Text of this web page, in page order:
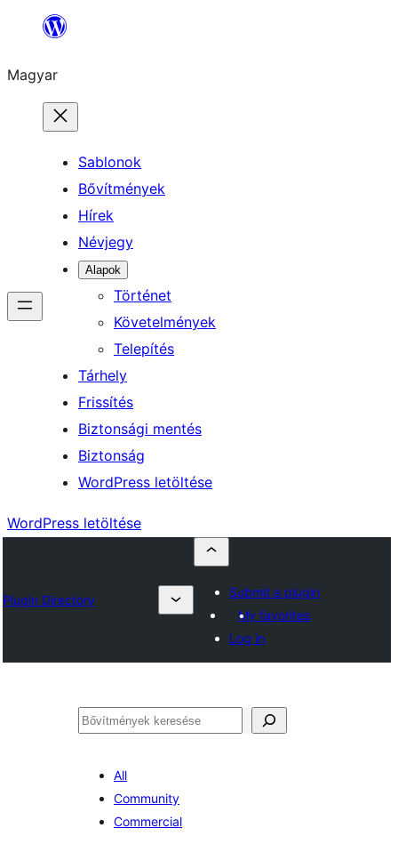
Ugrás
tartalomhoz
Magyar
Sablonok
Bővítmények
Hírek
Névjegy
Alapok
Történet
Követelmények
Telepítés
Tárhely
Frissítés
Biztonsági mentés
Biztonság
WordPress letöltése
WordPress letöltése
Plugin Directory
Submit a plugin
My favorites
Log in
Keresés
All
Community
Commercial